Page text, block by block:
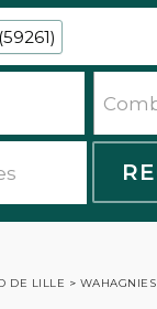
DE LILLE > WAHAGNIES